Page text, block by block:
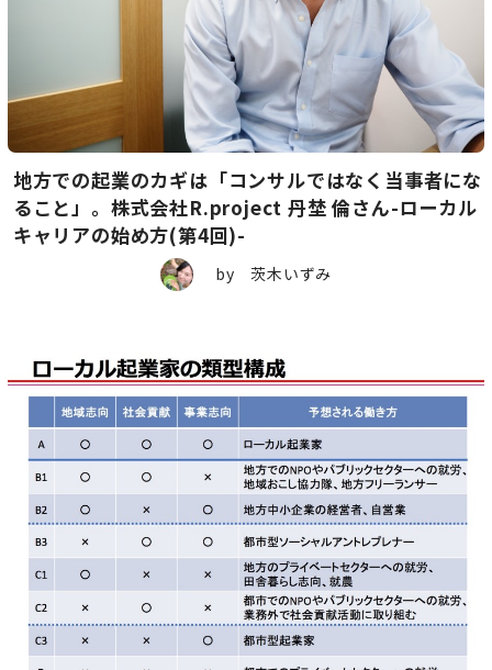
地方での起業のカギは「コンサルではなく当事者にな
ること」。株式会社R.project 丹埜 倫さん-ローカル
キャリアの始め方(第4回)-
by 茨木いずみ